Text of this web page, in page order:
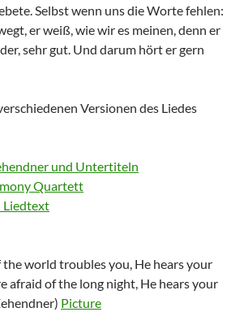
Selbst wenn uns die Worte fehlen:
er weiß, wie wir es meinen, denn er
sehr gut. Und darum hört er gern
Versionen des Liedes
und Untertiteln
Quartett
Liedtext
world troubles you, He hears your
afraid of the long night, He hears your
Picture